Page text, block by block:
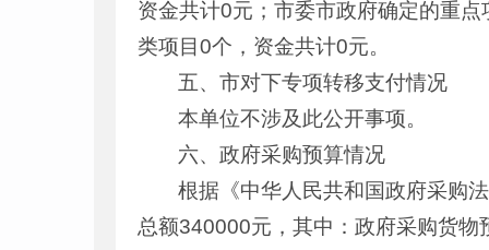
资金共计0元；市委市政府确定的重
类项目0个，资金共计0元。
五、市对下专项转移支付情况
本单位不涉及此公开事项。
六、政府采购预算情况
根据《中华人民共和国政府采购
总额340000元，其中：政府采购货